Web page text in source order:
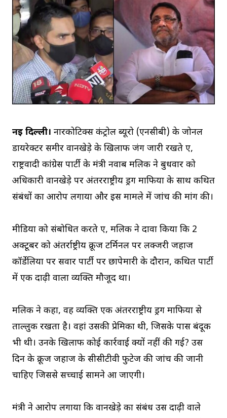
नई दिल्ली। नारकोटिक्स कंट्रोल ब्यूरो (एनसीबी) के जोनल
डायरेक्टर समीर वानखेड़े के खिलाफ जंग जारी रखते हुए,
राष्ट्रवादी कांग्रेस पार्टी के मंत्री नवाब मलिक ने बुधवार को
अधिकारी वानखेड़े पर अंतरराष्ट्रीय ड्रग माफिया के साथ कथित
संबंधों का आरोप लगाया और इस मामले में जांच की मांग की।
मीडिया को संबोधित करते हुए, मलिक ने दावा किया कि 2
अक्टूबर को अंतर्राष्ट्रीय क्रूज टर्मिनल पर लक्जरी जहाज
कॉर्डेलिया पर सवार पार्टी पर छापेमारी के दौरान, कथित पार्टी
में एक दाढ़ी वाला व्यक्ति मौजूद था।
मलिक ने कहा, वह व्यक्ति एक अंतरराष्ट्रीय ड्रग माफिया से
ताल्लुक रखता है। वहां उसकी प्रेमिका थी, जिसके पास बंदूक
भी थी। उनके खिलाफ कोई कार्रवाई क्यों नहीं की गई? उस
दिन के क्रूज जहाज के सीसीटीवी फुटेज की जांच की जानी
चाहिए जिससे सच्चाई सामने आ जाएगी।
मंत्री ने आरोप लगाया कि वानखेड़े का संबंध उस दाढ़ी वाले